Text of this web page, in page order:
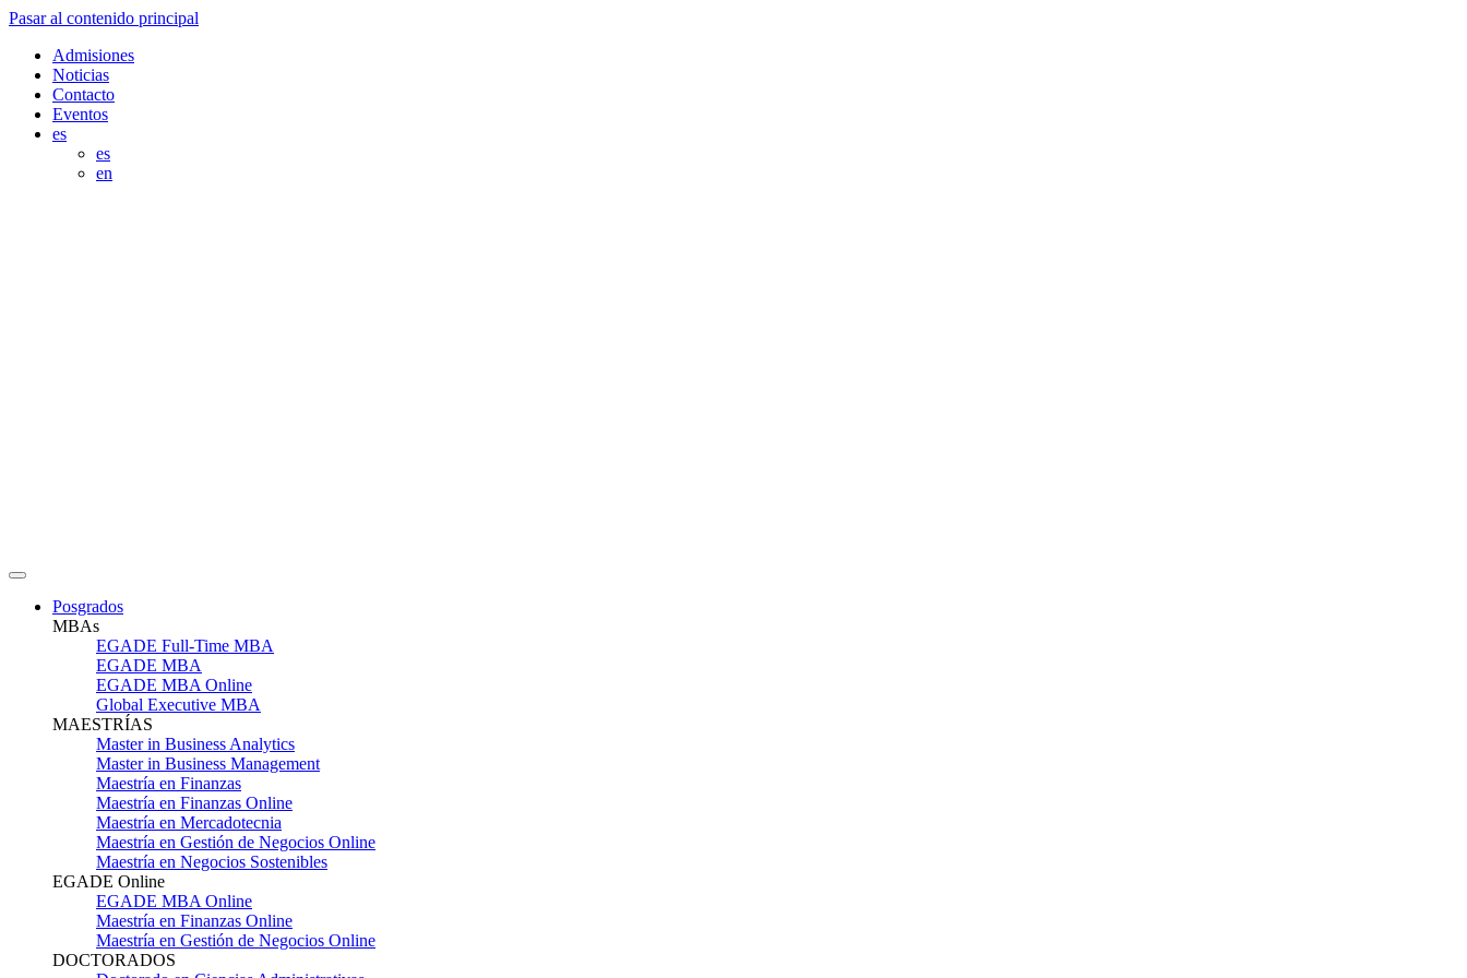
Pasar al contenido principal
Admisiones
Noticias
Contacto
Eventos
es
es
en
Posgrados
MBAs
EGADE Full-Time MBA
EGADE MBA
EGADE MBA Online
Global Executive MBA
MAESTRÍAS
Master in Business Analytics
Master in Business Management
Maestría en Finanzas
Maestría en Finanzas Online
Maestría en Mercadotecnia
Maestría en Gestión de Negocios Online
Maestría en Negocios Sostenibles
EGADE Online
EGADE MBA Online
Maestría en Finanzas Online
Maestría en Gestión de Negocios Online
DOCTORADOS